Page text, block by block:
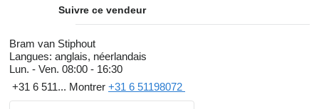
Suivre ce vendeur
Bram van Stiphout
Langues: anglais, néerlandais
Lun. - Ven. 08:00 - 16:30
+31 6 511... Montrer +31 6 51198072